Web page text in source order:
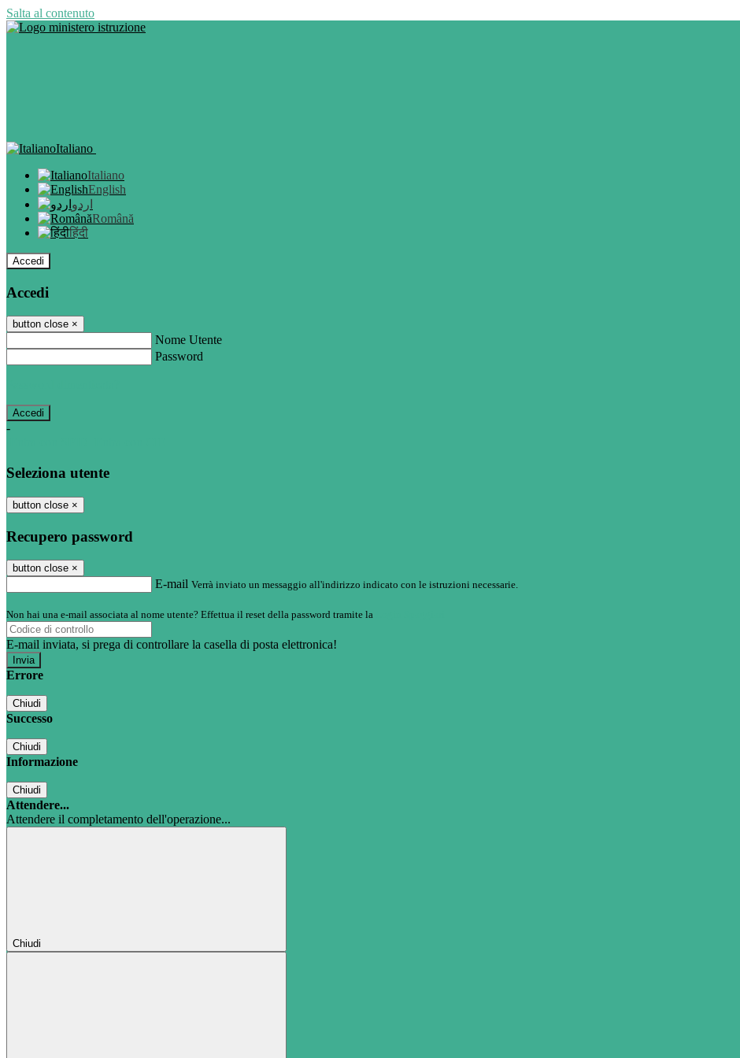
Salta al contenuto
Italiano
Italiano
English
اردو
Română
हिंदी
Accedi
Accedi
button close ×
Nome Utente
Password
-
Seleziona utente
button close ×
Recupero password
button close ×
E-mail Verrà inviato un messaggio all'indirizzo indicato con le istruzioni necessarie.
Non hai una e-mail associata al nome utente? Effettua il reset della password tramite la
E-mail inviata, si prega di controllare la casella di posta elettronica!
Errore
Chiudi
Successo
Chiudi
Informazione
Chiudi
Attendere...
Attendere il completamento dell'operazione...
Chiudi